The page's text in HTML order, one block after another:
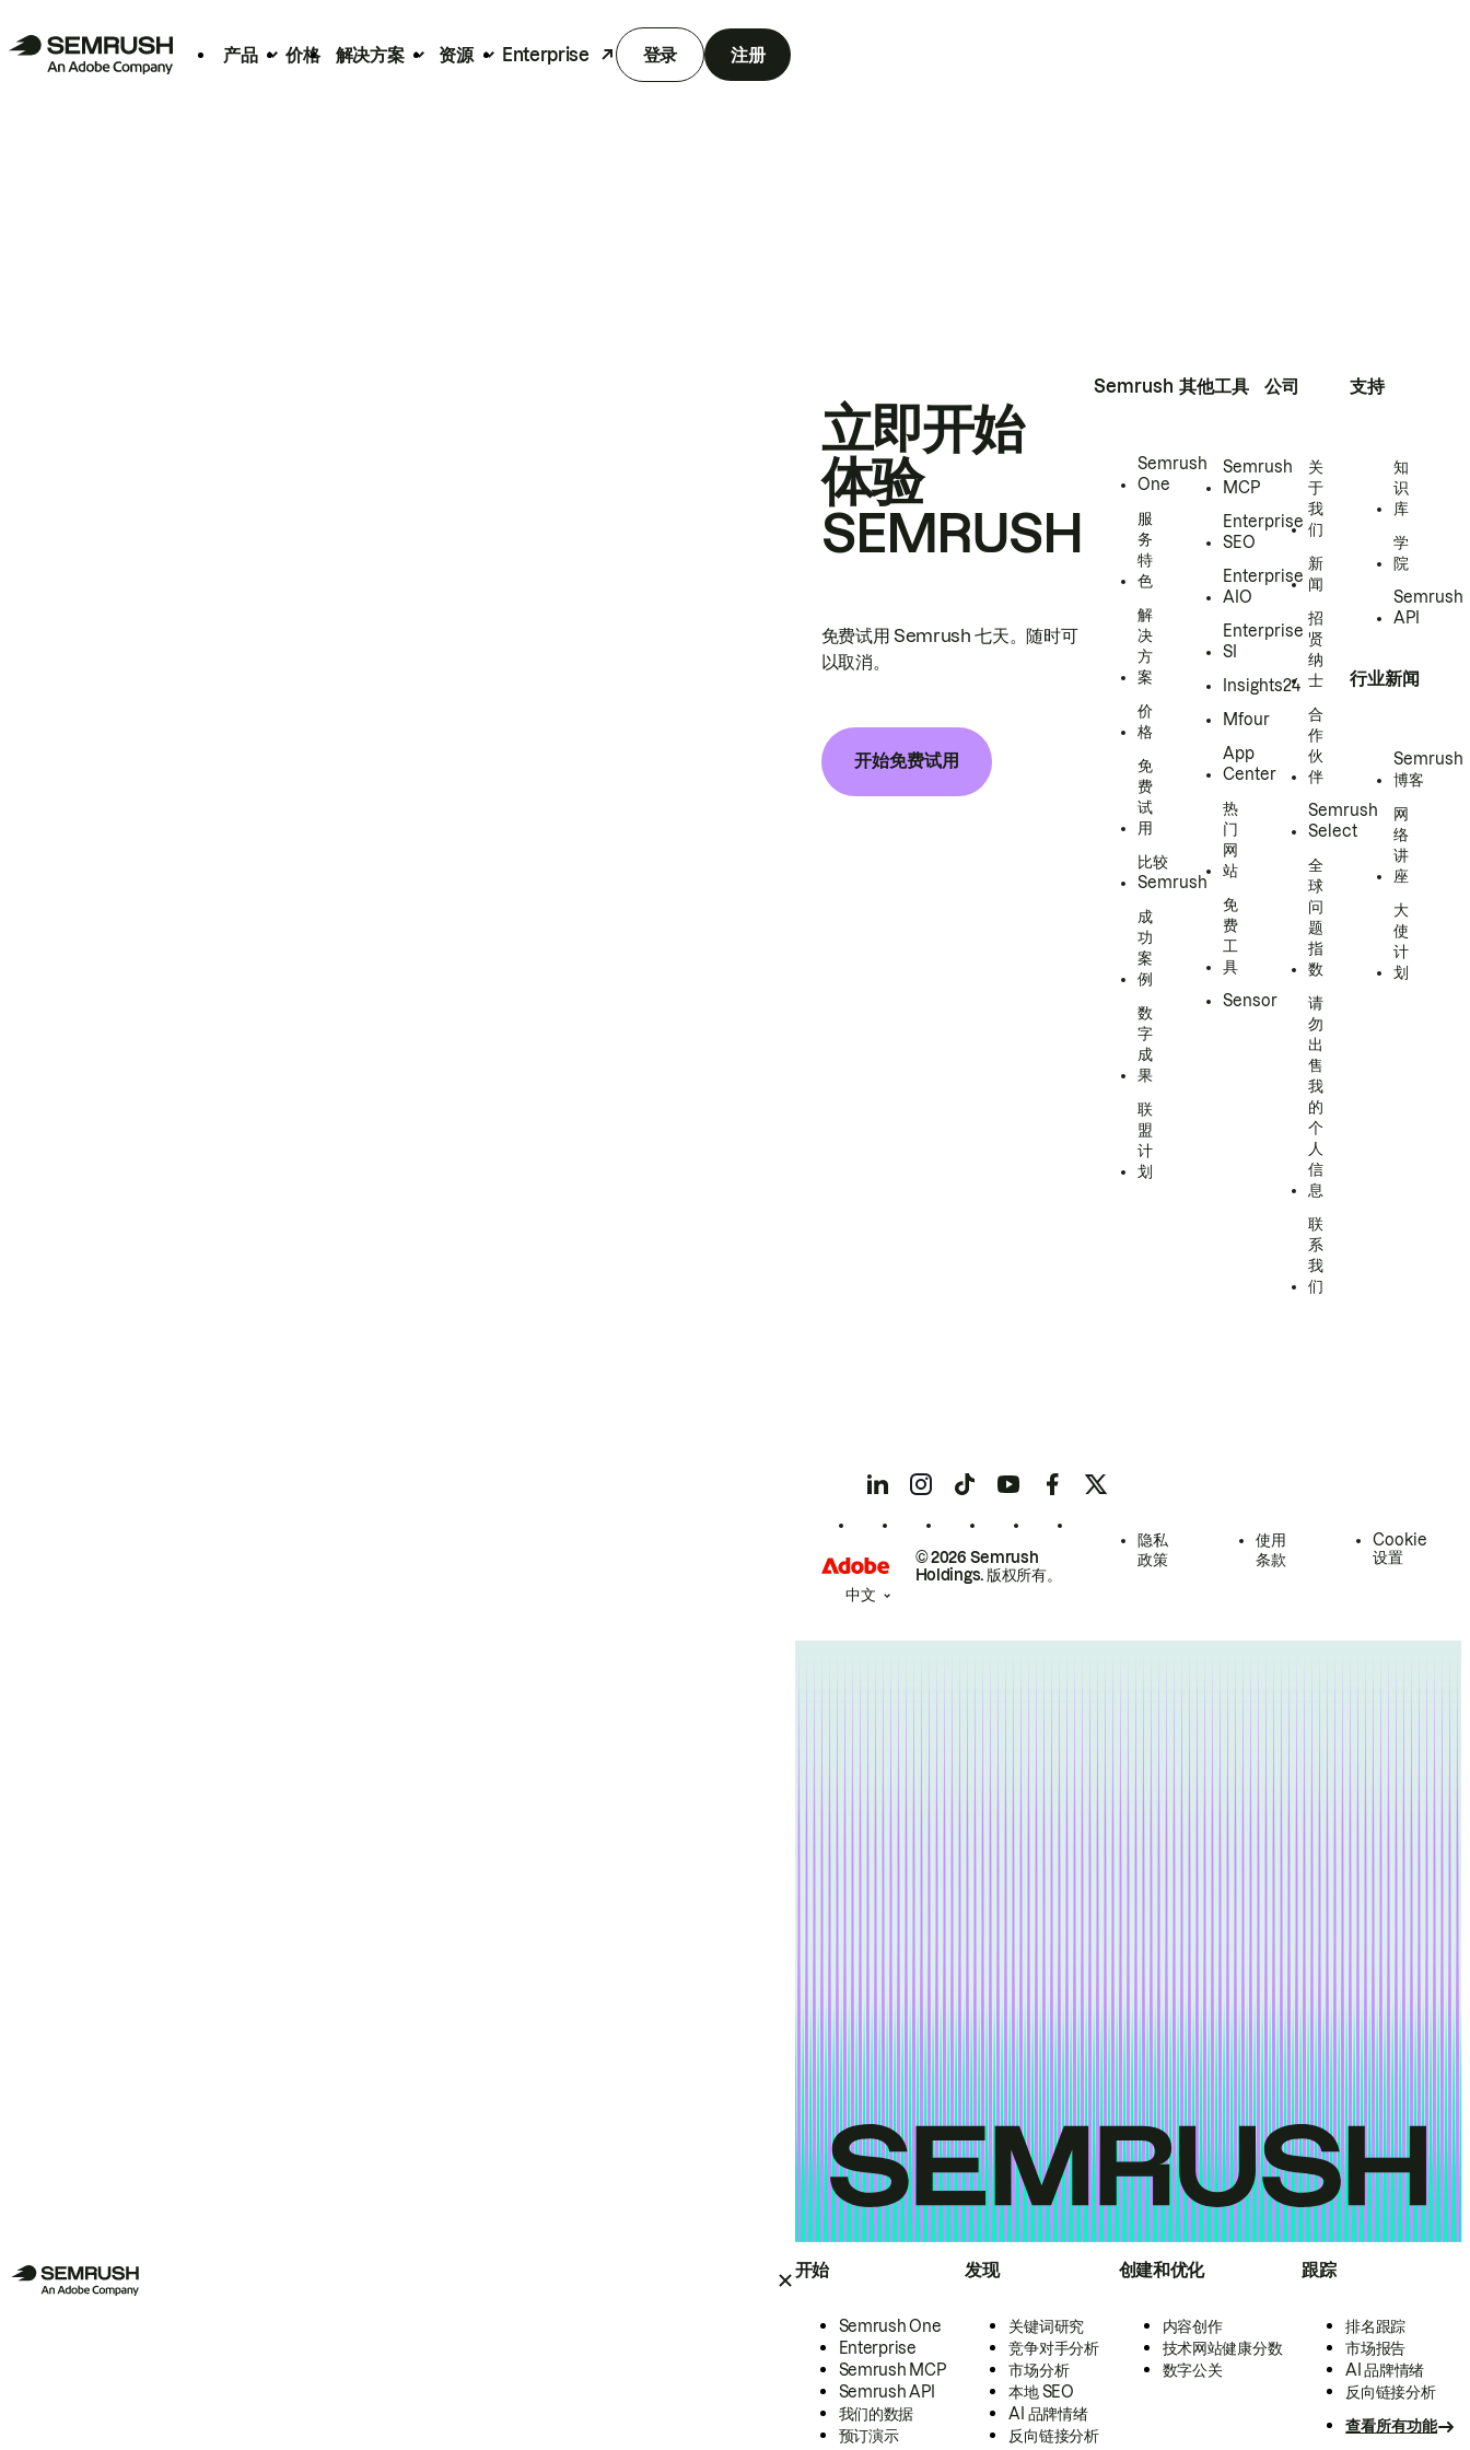
产品 价格 解决方案 资源 Enterprise 登录 注册
开始
Semrush One
Enterprise
Semrush MCP
Semrush API
我们的数据
预订演示
发现
关键词研究
竞争对手分析
市场分析
本地 SEO
AI 品牌情绪
反向链接分析
创建和优化
内容创作
技术网站健康分数
数字公关
跟踪
排名跟踪
市场报告
AI 品牌情绪
反向链接分析
查看所有功能
立即开始
体验
SEMRUSH
免费试用 Semrush 七天。随时可
以取消。
开始免费试用
Semrush
Semrush
One
服
务
特
色
解
决
方
案
价
格
免
费
试
用
比较
Semrush
成
功
案
例
数
字
成
果
联
盟
计
划
其他工具
Semrush
MCP
Enterprise
SEO
Enterprise
AIO
Enterprise
SI
Insights24
Mfour
App
Center
热
门
网
站
免
费
工
具
Sensor
公司
关
于
我
们
新
闻
招
贤
纳
士
合
作
伙
伴
Semrush
Select
全
球
问
题
指
数
请
勿
出
售
我
的
个
人
信
息
联
系
我
们
支持
知
识
库
学
院
Semrush
API
行业新闻
Semrush
博客
网
络
讲
座
大
使
计
划
© 2026 Semrush
Holdings. 版权所有。
隐私
政策
使用
条款
Cookie
设置
中文